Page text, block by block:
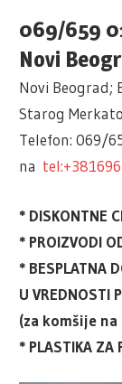
069/659
Novi
Novi Beograd;
Starog
Telefon: 069/
na
* DISKONTNE
* PROIZVODI
* BESPLATNA
U VREDNOSTI
(za komšije
* PLASTIKA ZA